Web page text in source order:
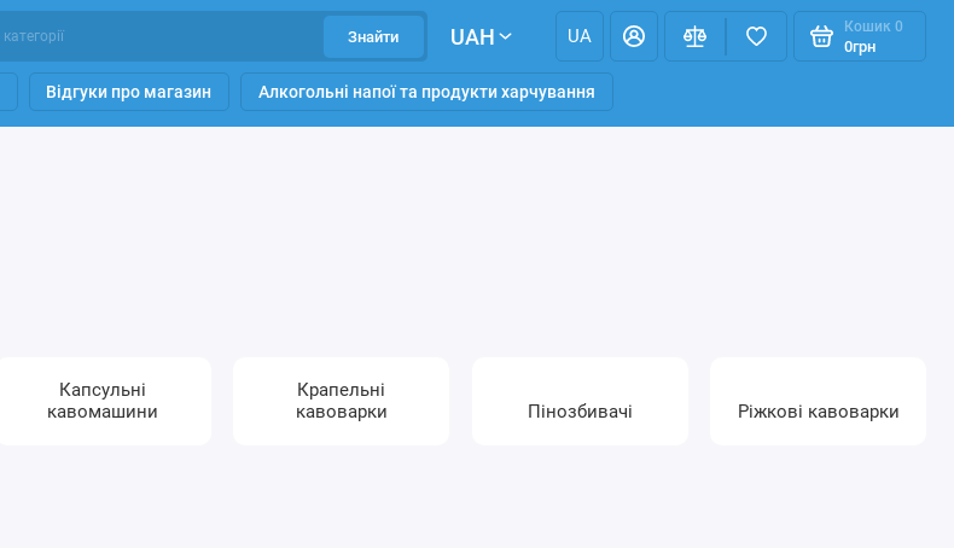
Знайти UAH UA Кошик 0
0грн
Відгуки про магазин Алкогольні напої та продукти харчування
Капсульні
кавомашини
Крапельні
кавоварки
Пінозбивачі Ріжкові кавоварки